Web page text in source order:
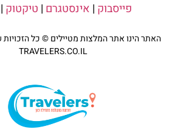
פייסבוק | אינסטגרם | טיקטוק |
האתר הינו אתר המלצות מטיילים © כל הזכויות
TRAVELERS.CO.IL